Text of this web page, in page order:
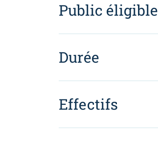
Public éligible
Durée
Effectifs